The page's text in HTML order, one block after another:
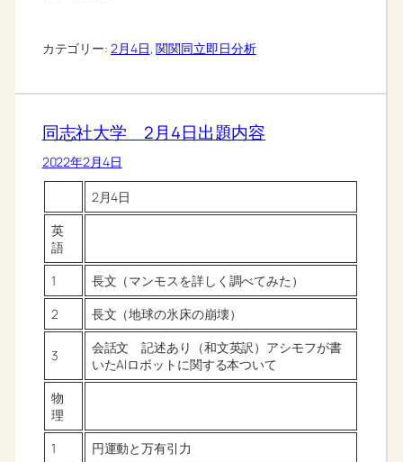
カテゴリー: 2月4日, 関関同立即日分析
同志社大学 2月4日出題内容
2022年2月4日
2月4日
英
語
1
長文（マンモスを詳しく調べてみた）
2
長文（地球の氷床の崩壊）
3
会話文 記述あり（和文英訳）アシモフが書
いたAIロボットに関する本ついて
物
理
1
円運動と万有引力